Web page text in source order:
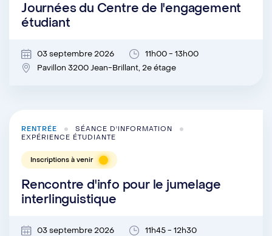
Journées du Centre de l'engagement
étudiant
03 septembre 2026
11h00 - 13h00
Pavillon 3200 Jean-Brillant, 2e étage
RENTRÉE
SÉANCE D'INFORMATION
EXPÉRIENCE ÉTUDIANTE
Inscriptions à venir
Rencontre d'info pour le jumelage
interlinguistique
03 septembre 2026
11h45 - 12h30